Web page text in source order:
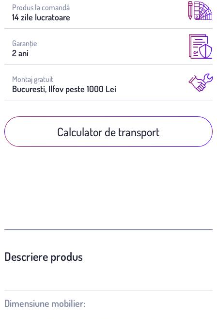
Produs la comandă
14 zile lucratoare
Garanţie
2 ani
Montaj gratuit
Bucuresti, Ilfov peste 1000 Lei
Calculator de transport
Descriere produs
Dimensiune mobilier: